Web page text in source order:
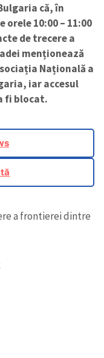
că, în
orele 10:00 – 11:00
de trecere a
menționează
Națională a
iar accesul
fi blocat.
a frontierei dintre